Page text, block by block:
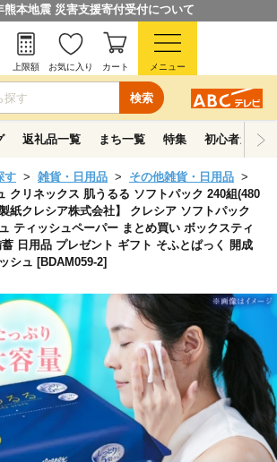
熊本地震 災害支援寄付受付について
検索
上限額 お気に入り カート メニュー
返礼品一覧 まち一覧 特集 初心者ガイド
す 雑貨・日用品
その他雑貨・日用品
クリネックス 肌うるる ソフトパック 240組(480
紙クレシア株式会社】 クレシア ソフトパック
ティッシュペーパー まとめ買い ボックスティ
日用品 プレゼント ギフト そふとぱっく 開成
シュ [BDAM059-2]